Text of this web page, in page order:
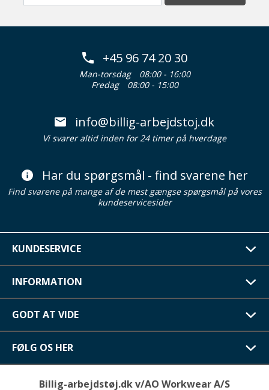
+45 96 74 20 30
Man-torsdag
08:00 - 16:00
Fredag
08:00 - 15:00
info@billig-arbejdstoj.dk
Vi svarer altid inden for 24 timer på hverdage
Har du spørgsmål - find svarene her
Find svarene på mange af de mest gængse spørgsmål på vores
kundeservicesider
KUNDESERVICE
INFORMATION
GODT AT VIDE
FØLG OS HER
Billig-arbejdstøj.dk v/AO Workwear A/S